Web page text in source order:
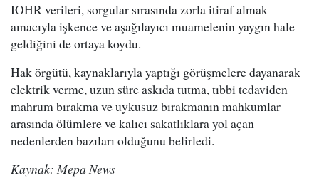
IOHR verileri, sorgular sırasında zorla itiraf almak
amacıyla işkence ve aşağılayıcı muamelenin yaygın hale
geldiğini de ortaya koydu.
Hak örgütü, kaynaklarıyla yaptığı görüşmelere dayanarak
elektrik verme, uzun süre askıda tutma, tıbbi tedaviden
mahrum bırakma ve uykusuz bırakmanın mahkumlar
arasında ölümlere ve kalıcı sakatlıklara yol açan
nedenlerden bazıları olduğunu belirledi.
Kaynak: Mepa News